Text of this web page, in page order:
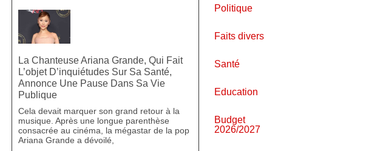
La Chanteuse Ariana Grande, Qui Fait
L’objet D’inquiétudes Sur Sa Santé,
Annonce Une Pause Dans Sa Vie
Publique
Cela devait marquer son grand retour à la
musique. Après une longue parenthèse
consacrée au cinéma, la mégastar de la pop
Ariana Grande a dévoilé,
Politique
Faits divers
Santé
Education
Budget
2026/2027